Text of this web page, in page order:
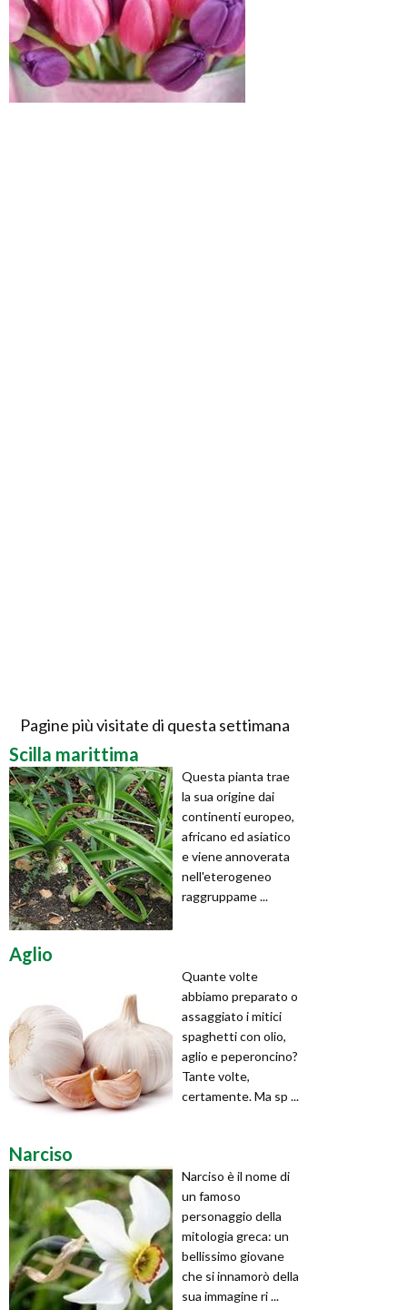
Pagine più visitate di questa settimana
Scilla marittima
Questa pianta trae
la sua origine dai
continenti europeo,
africano ed asiatico
e viene annoverata
nell'eterogeneo
raggruppame ...
Aglio
Quante volte
abbiamo preparato o
assaggiato i mitici
spaghetti con olio,
aglio e peperoncino?
Tante volte,
certamente. Ma sp ...
Narciso
Narciso è il nome di
un famoso
personaggio della
mitologia greca: un
bellissimo giovane
che si innamorò della
sua immagine ri ...